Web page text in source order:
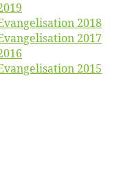
2018
2017
2015